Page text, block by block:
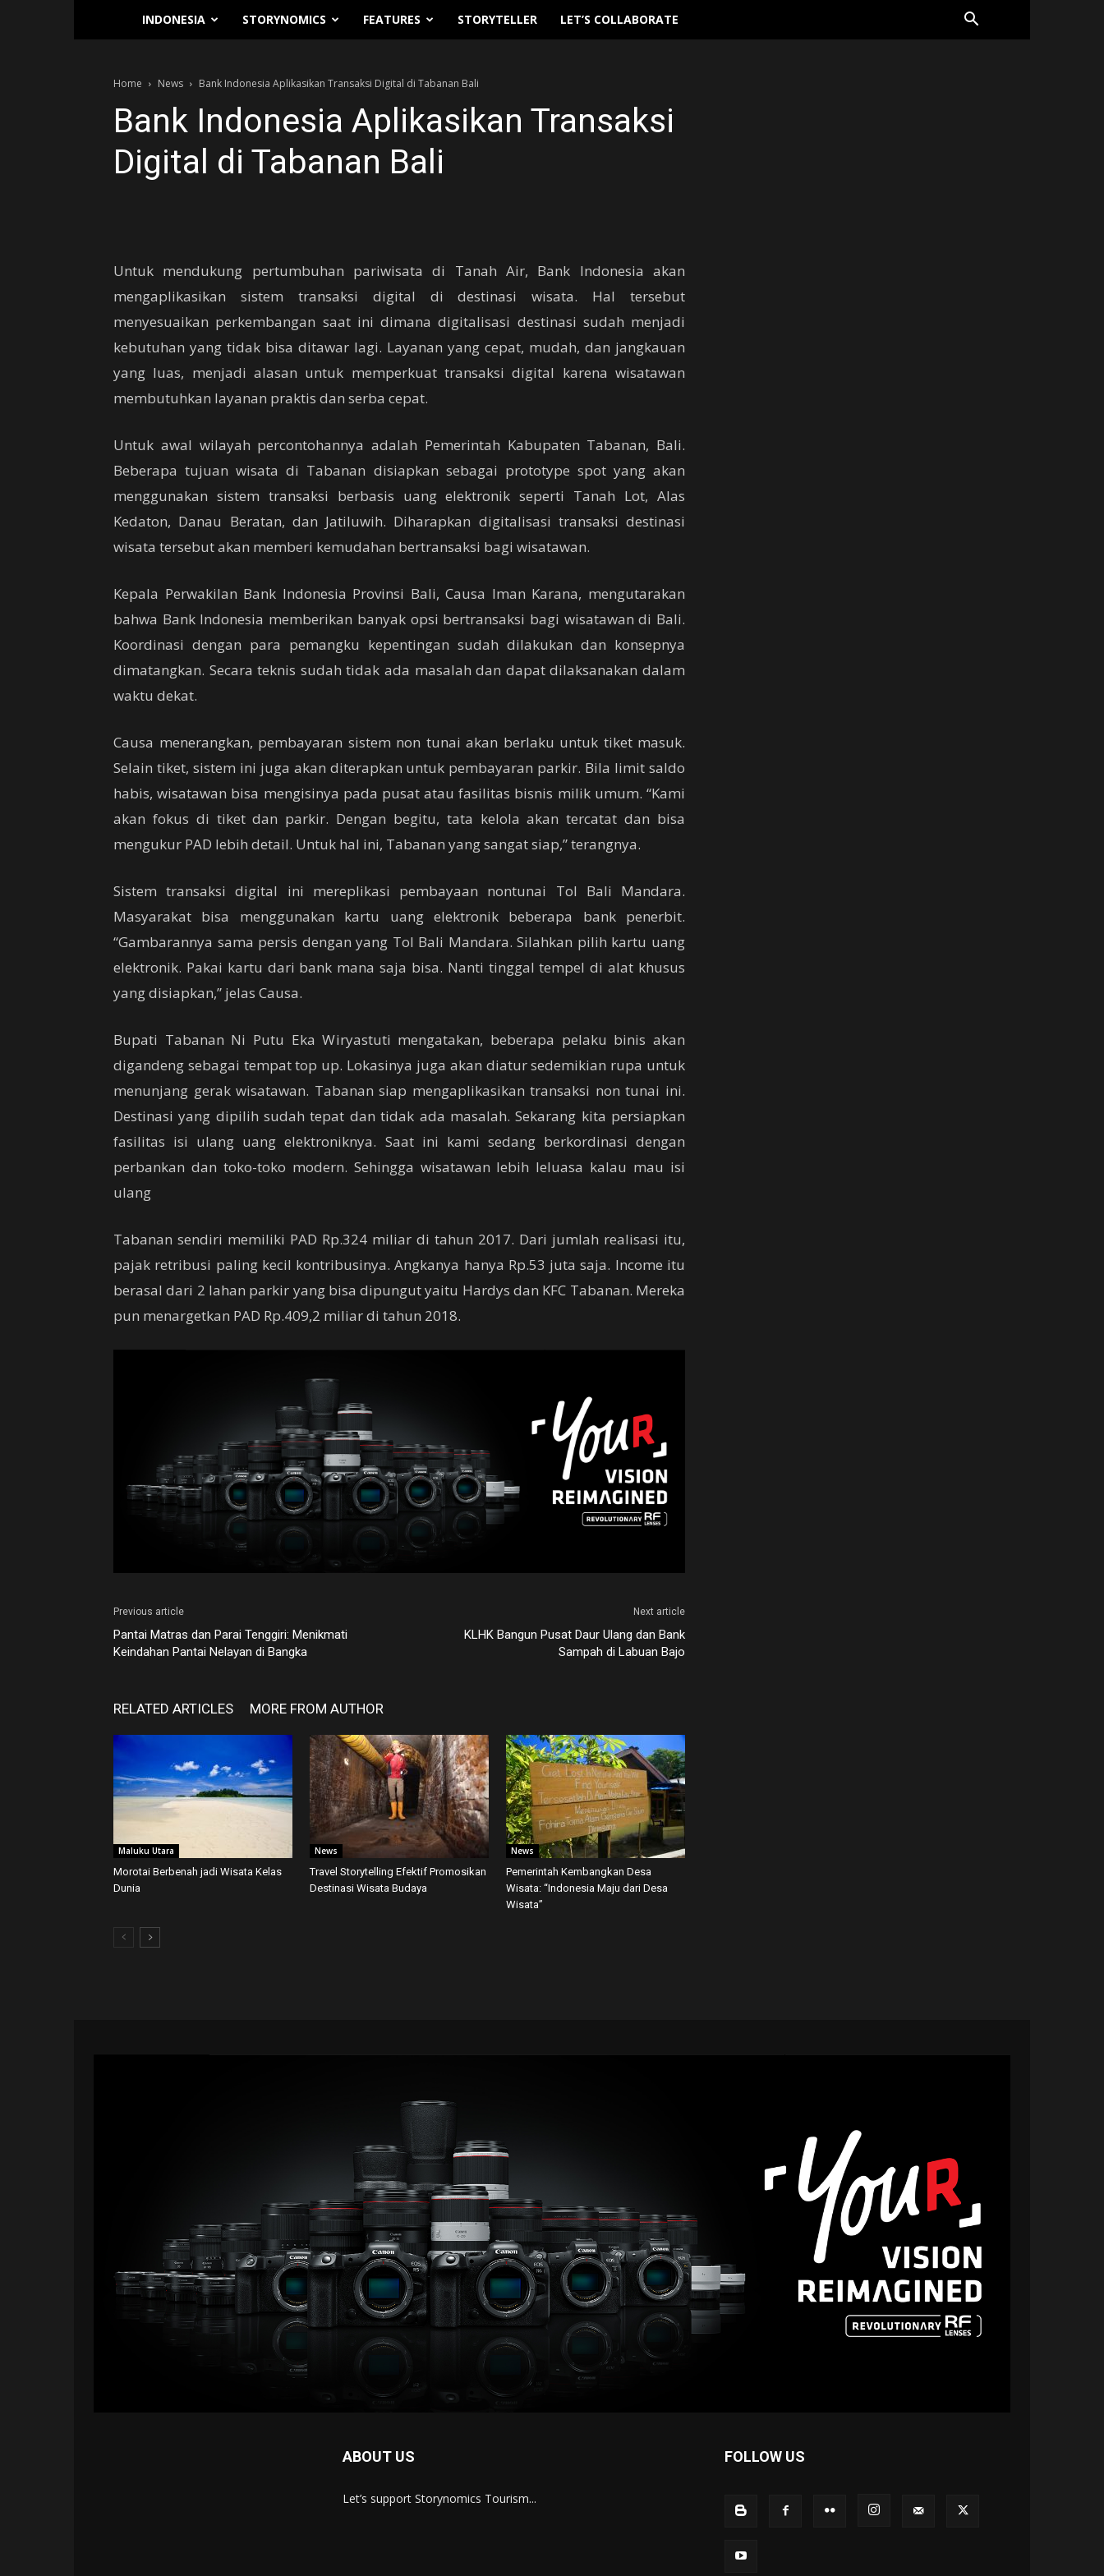
Traverse.id
INDONESIA STORYNOMICS FEATURES STORYTELLER LET’S COLLABORATE
Home News Bank Indonesia Aplikasikan Transaksi Digital di Tabanan Bali
Bank Indonesia Aplikasikan Transaksi
Digital di Tabanan Bali
Untuk mendukung pertumbuhan pariwisata di Tanah Air, Bank Indonesia akan
mengaplikasikan sistem transaksi digital di destinasi wisata. Hal tersebut
menyesuaikan perkembangan saat ini dimana digitalisasi destinasi sudah menjadi
kebutuhan yang tidak bisa ditawar lagi. Layanan yang cepat, mudah, dan jangkauan
yang luas, menjadi alasan untuk memperkuat transaksi digital karena wisatawan
membutuhkan layanan praktis dan serba cepat.
Untuk awal wilayah percontohannya adalah Pemerintah Kabupaten Tabanan, Bali.
Beberapa tujuan wisata di Tabanan disiapkan sebagai prototype spot yang akan
menggunakan sistem transaksi berbasis uang elektronik seperti Tanah Lot, Alas
Kedaton, Danau Beratan, dan Jatiluwih. Diharapkan digitalisasi transaksi destinasi
wisata tersebut akan memberi kemudahan bertransaksi bagi wisatawan.
Kepala Perwakilan Bank Indonesia Provinsi Bali, Causa Iman Karana, mengutarakan
bahwa Bank Indonesia memberikan banyak opsi bertransaksi bagi wisatawan di Bali.
Koordinasi dengan para pemangku kepentingan sudah dilakukan dan konsepnya
dimatangkan. Secara teknis sudah tidak ada masalah dan dapat dilaksanakan dalam
waktu dekat.
Causa menerangkan, pembayaran sistem non tunai akan berlaku untuk tiket masuk.
Selain tiket, sistem ini juga akan diterapkan untuk pembayaran parkir. Bila limit saldo
habis, wisatawan bisa mengisinya pada pusat atau fasilitas bisnis milik umum. “Kami
akan fokus di tiket dan parkir. Dengan begitu, tata kelola akan tercatat dan bisa
mengukur PAD lebih detail. Untuk hal ini, Tabanan yang sangat siap,” terangnya.
Sistem transaksi digital ini mereplikasi pembayaan nontunai Tol Bali Mandara.
Masyarakat bisa menggunakan kartu uang elektronik beberapa bank penerbit.
“Gambarannya sama persis dengan yang Tol Bali Mandara. Silahkan pilih kartu uang
elektronik. Pakai kartu dari bank mana saja bisa. Nanti tinggal tempel di alat khusus
yang disiapkan,” jelas Causa.
Bupati Tabanan Ni Putu Eka Wiryastuti mengatakan, beberapa pelaku binis akan
digandeng sebagai tempat top up. Lokasinya juga akan diatur sedemikian rupa untuk
menunjang gerak wisatawan. Tabanan siap mengaplikasikan transaksi non tunai ini.
Destinasi yang dipilih sudah tepat dan tidak ada masalah. Sekarang kita persiapkan
fasilitas isi ulang uang elektroniknya. Saat ini kami sedang berkordinasi dengan
perbankan dan toko-toko modern. Sehingga wisatawan lebih leluasa kalau mau isi
ulang
Tabanan sendiri memiliki PAD Rp.324 miliar di tahun 2017. Dari jumlah realisasi itu,
pajak retribusi paling kecil kontribusinya. Angkanya hanya Rp.53 juta saja. Income itu
berasal dari 2 lahan parkir yang bisa dipungut yaitu Hardys dan KFC Tabanan. Mereka
pun menargetkan PAD Rp.409,2 miliar di tahun 2018.
Previous article
Pantai Matras dan Parai Tenggiri: Menikmati
Keindahan Pantai Nelayan di Bangka
Next article
KLHK Bangun Pusat Daur Ulang dan Bank
Sampah di Labuan Bajo
RELATED ARTICLES MORE FROM AUTHOR
Maluku Utara
Morotai Berbenah jadi Wisata Kelas
Dunia
News
Travel Storytelling Efektif Promosikan
Destinasi Wisata Budaya
News
Pemerintah Kembangkan Desa
Wisata: “Indonesia Maju dari Desa
Wisata”
ABOUT US
Let’s support Storynomics Tourism...
FOLLOW US